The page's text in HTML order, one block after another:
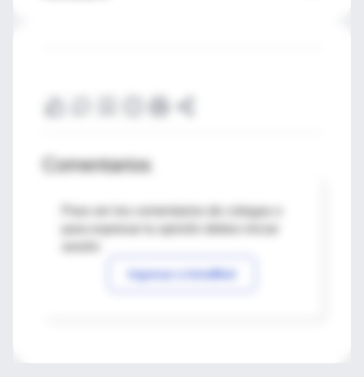
Comentarios
Para ver los comentarios de colegas o
Ingresar a IntraMed